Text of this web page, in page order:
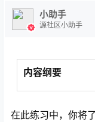
小助手
源社区小助手
内容纲要
在此练习中，你将